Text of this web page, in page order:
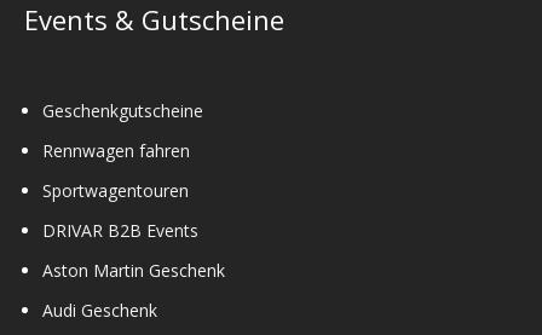
Events & Gutscheine
Geschenkgutscheine
Rennwagen fahren
Sportwagentouren
DRIVAR B2B Events
Aston Martin Geschenk
Audi Geschenk